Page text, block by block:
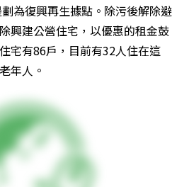
為復興再生據點。除污後解除避
興建公營住宅，以優惠的租金鼓
宅有86戶，目前有32人住在這
年人。